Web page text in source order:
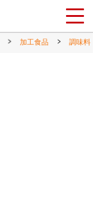
加工食品 調味料